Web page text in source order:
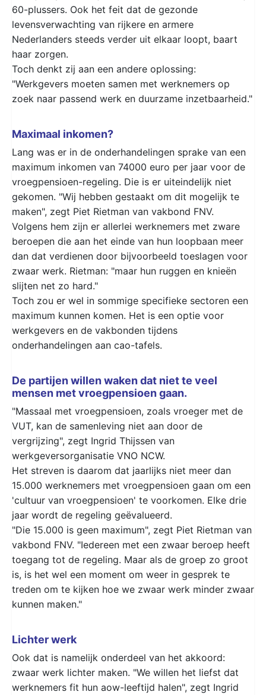
60-plussers. Ook het feit dat de gezonde
levensverwachting van rijkere en armere
Nederlanders steeds verder uit elkaar loopt, baart
haar zorgen.
Toch denkt zij aan een andere oplossing:
"Werkgevers moeten samen met werknemers op
zoek naar passend werk en duurzame inzetbaarheid."
Maximaal inkomen?
Lang was er in de onderhandelingen sprake van een
maximum inkomen van 74000 euro per jaar voor de
vroegpensioen-regeling. Die is er uiteindelijk niet
gekomen. "Wij hebben gestaakt om dit mogelijk te
maken", zegt Piet Rietman van vakbond FNV.
Volgens hem zijn er allerlei werknemers met zware
beroepen die aan het einde van hun loopbaan meer
dan dat verdienen door bijvoorbeeld toeslagen voor
zwaar werk. Rietman: "maar hun ruggen en knieën
slijten net zo hard."
Toch zou er wel in sommige specifieke sectoren een
maximum kunnen komen. Het is een optie voor
werkgevers en de vakbonden tijdens
onderhandelingen aan cao-tafels.
De partijen willen waken dat niet te veel
mensen met vroegpensioen gaan.
"Massaal met vroegpensioen, zoals vroeger met de
VUT, kan de samenleving niet aan door de
vergrijzing", zegt Ingrid Thijssen van
werkgeversorganisatie VNO NCW.
Het streven is daarom dat jaarlijks niet meer dan
15.000 werknemers met vroegpensioen gaan om een
'cultuur van vroegpensioen' te voorkomen. Elke drie
jaar wordt de regeling geëvalueerd.
"Die 15.000 is geen maximum", zegt Piet Rietman van
vakbond FNV. "Iedereen met een zwaar beroep heeft
toegang tot de regeling. Maar als de groep zo groot
is, is het wel een moment om weer in gesprek te
treden om te kijken hoe we zwaar werk minder zwaar
kunnen maken."
Lichter werk
Ook dat is namelijk onderdeel van het akkoord:
zwaar werk lichter maken. "We willen het liefst dat
werknemers fit hun aow-leeftijd halen", zegt Ingrid